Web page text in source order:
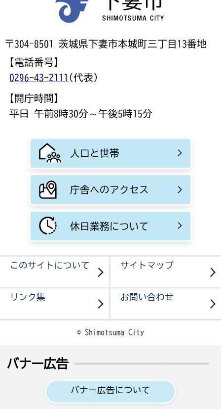
〒304-8501 茨城県下妻市本城町三丁目13番地
【電話番号】
0296-43-2111 (代表)
【開庁時間】
平日 午前8時30分～午後5時15分
人口と世帯
庁舎へのアクセス
休日業務について
このサイトについて サイトマップ
リンク集 お問い合わせ
© Shimotsuma City
バナー広告
バナー広告について